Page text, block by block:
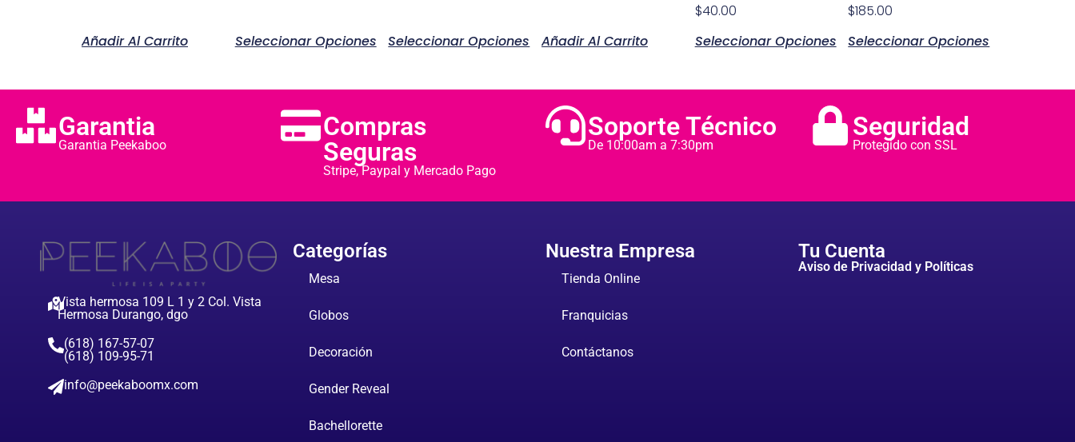
Añadir Al Carrito Seleccionar Opciones Seleccionar Opciones Añadir Al Carrito
$40.00
Seleccionar Opciones
$185.00
Seleccionar Opciones
Garantia
Garantia Peekaboo
Compras
Seguras
Stripe, Paypal y Mercado Pago
Soporte Técnico
De 10:00am a 7:30pm
Seguridad
Protegido con SSL
Vista hermosa 109 L 1 y 2 Col. Vista
Hermosa Durango, dgo
(618) 167-57-07
(618) 109-95-71
info@peekaboomx.com
Categorías
Mesa
Globos
Decoración
Gender Reveal
Bachellorette
Nuestra Empresa
Tienda Online
Franquicias
Contáctanos
Tu Cuenta
Aviso de Privacidad y Políticas